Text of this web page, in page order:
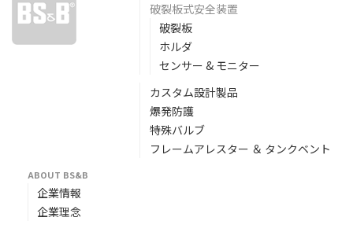
破裂板式安全装置
破裂板
ホルダ
センサー & モニター
カスタム設計製品
爆発防護
特殊バルブ
フレームアレスター ＆ タンクベント
ABOUT BS&B
企業情報
企業理念